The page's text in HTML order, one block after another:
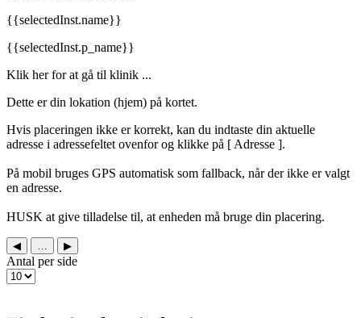
{{selectedInst.name}}
{{selectedInst.p_name}}
Klik her for at gå til klinik ...
Dette er din lokation (hjem) på kortet.
Hvis placeringen ikke er korrekt, kan du indtaste din aktuelle
adresse i adressefeltet ovenfor og klikke på [ Adresse ].
På mobil bruges GPS automatisk som fallback, når der ikke er valgt
en adresse.
HUSK at give tilladelse til, at enheden må bruge din placering.
◀ ▶
Antal per side